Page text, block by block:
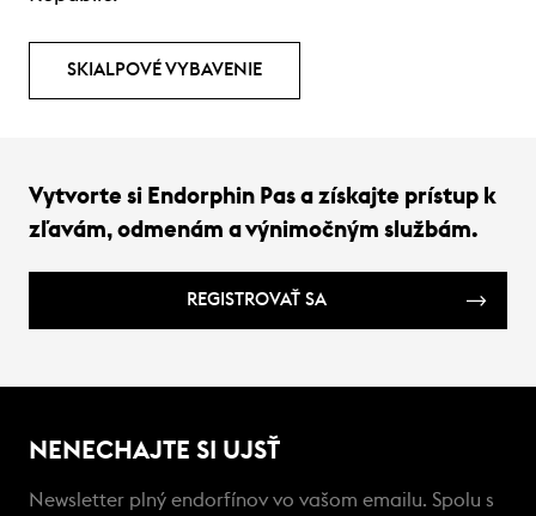
SKIALPOVÉ VYBAVENIE
Vytvorte si Endorphin Pas a získajte prístup k
zľavám, odmenám a výnimočným službám.
REGISTROVAŤ SA
NENECHAJTE SI UJSŤ
Newsletter plný endorfínov vo vašom emailu. Spolu s